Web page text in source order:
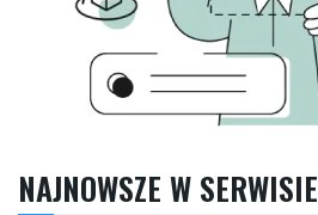
NAJNOWSZE W SERWISIE